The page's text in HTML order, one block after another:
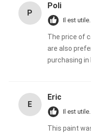
P
Poli
Il est
The price of
are also
purchasing in
E
Eric
Il est
This paint